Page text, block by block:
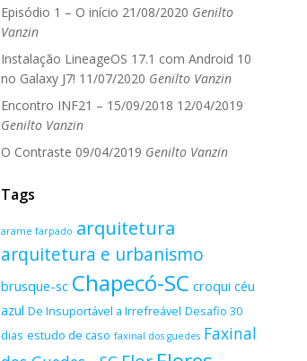
Episódio 1 – O início 21/08/2020 Genilto
Vanzin
Instalação LineageOS 17.1 com Android 10
no Galaxy J7! 11/07/2020 Genilto Vanzin
Encontro INF21 – 15/09/2018 12/04/2019
Genilto Vanzin
O Contraste 09/04/2019 Genilto Vanzin
Tags
arame farpado arquitetura
arquitetura e urbanismo
brusque-sc Chapecó-SC croqui céu
azul De Insuportável a Irrefreável Desafio 30
dias estudo de caso faxinal dos guedes Faxinal